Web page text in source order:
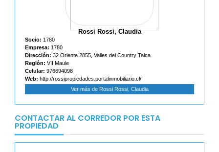
Rossi Rossi, Claudia
Socio: 1780
Empresa: 1780
Dirección: 32 Oriente 2855, Valles del Country Talca
Región: VII Maule
Celular: 976694098
Web: http://rossipropiedades.portalinmobiliario.cl/
Ver más de Rossi Rossi, Claudia
CONTACTAR AL CORREDOR POR ESTA
PROPIEDAD